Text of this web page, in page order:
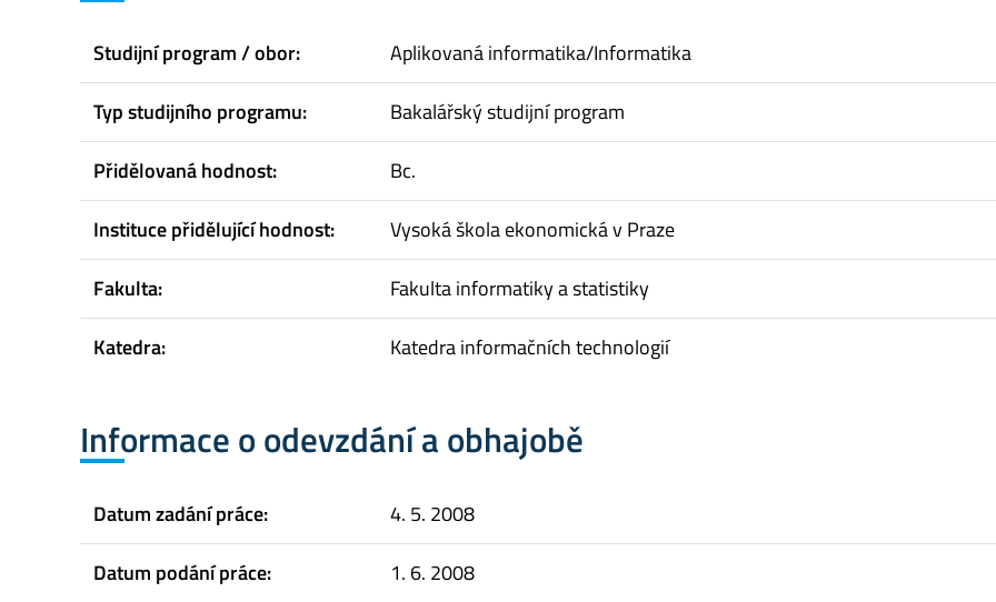
Studijní program / obor:
Aplikovaná informatika/Informatika
Typ studijního programu:
Bakalářský studijní program
Přidělovaná hodnost:
Bc.
Instituce přidělující hodnost:
Vysoká škola ekonomická v Praze
Fakulta:
Fakulta informatiky a statistiky
Katedra:
Katedra informačních technologií
Informace o odevzdání a obhajobě
Datum zadání práce:
4. 5. 2008
Datum podání práce:
1. 6. 2008